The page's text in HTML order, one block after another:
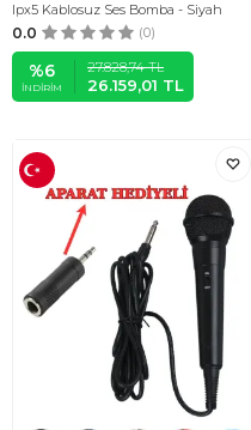
Ipx5 Kablosuz Ses Bomba - Siyah
0.0 (0)
%6
İNDIRIM
27.828,74TL
26.159,01 TL